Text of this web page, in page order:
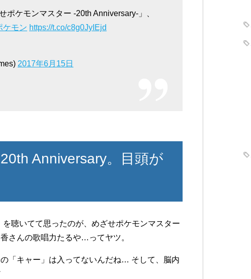
ケモンマスター -20th Anniversary-」、
ケモン https://t.co/c8g0JyIEjd
2017年6月15日
Anniversary。目頭が
聴いてて思ったのが、めざせポケモンマスター
さんの歌唱力たるや…ってヤツ。
「キャー」は入ってないんだね… そして、脳内